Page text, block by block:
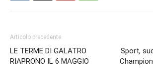
Articolo precedente
LE TERME DI GALATRO
RIAPRONO IL 6 MAGGIO
Sport,